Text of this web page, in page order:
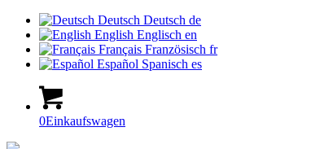
Deutsch Deutsch de
English Englisch en
Français Französisch fr
Español Spanisch es
0Einkaufswagen